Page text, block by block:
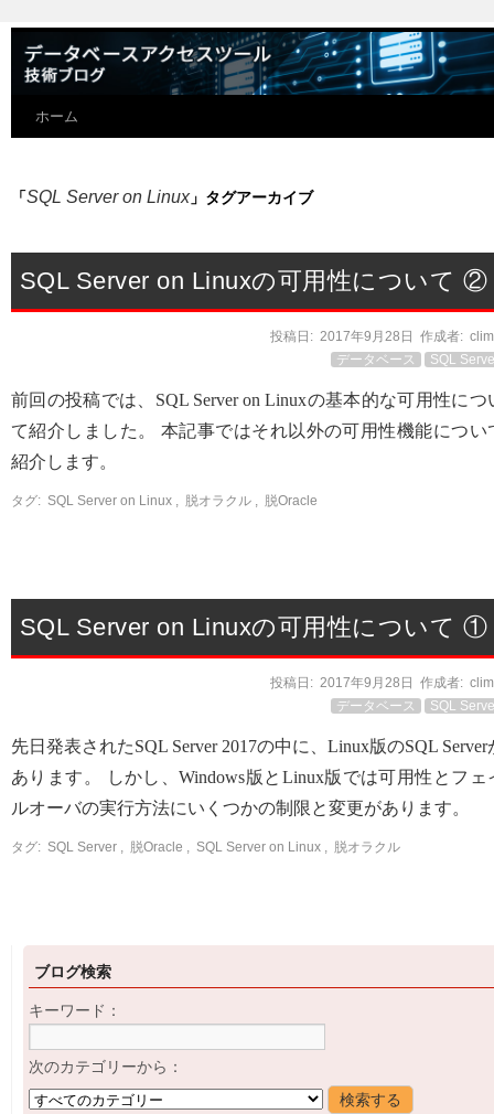
ホーム
「SQL Server on Linux」タグアーカイブ
SQL Server on Linuxの可用性について ②
投稿日: 2017年9月28日 作成者:
データベース
SQL
前回の投稿では、SQL Server on Linuxの基本的な可用性につ
て紹介しました。 本記事ではそれ以外の可用性機能につい
紹介します。
タグ: SQL Server on Linux , 脱オラクル , 脱Oracle
SQL Server on Linuxの可用性について ①
投稿日: 2017年9月28日 作成者:
データベース
SQL
先日発表されたSQL Server 2017の中に、Linux版のSQL Server
あります。 しかし、Windows版とLinux版では可用性とフェ
ルオーバの実行方法にいくつかの制限と変更があります。
タグ: SQL Server , 脱Oracle , SQL Server on Linux , 脱オラクル
ブログ検索
キーワード：
次のカテゴリーから：